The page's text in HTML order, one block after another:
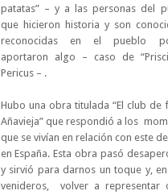
patatas” – y a las personas del
que hicieron historia y son
reconocidas en el pueblo
aportaron algo – caso de
Pericus – .
Hubo una obra titulada “El club de
Añavieja” que respondió a los
que se vivían en relación con este
en España. Esta obra pasó
y sirvió para darnos un toque y,
venideros, volver a representar